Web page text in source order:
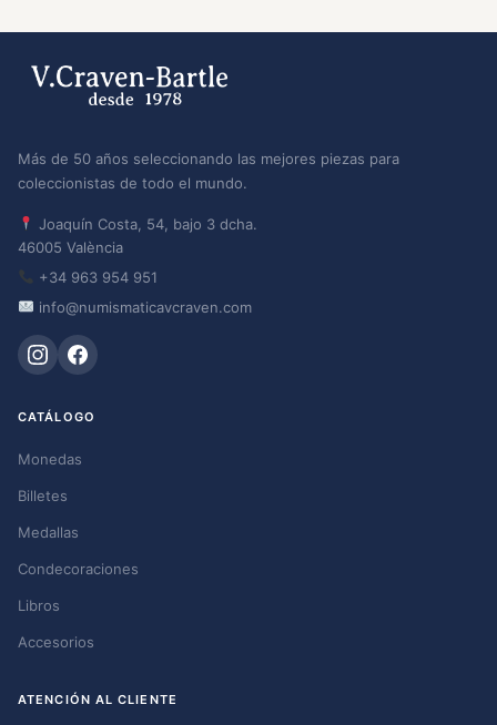
Más de 50 años seleccionando las mejores piezas para
coleccionistas de todo el mundo.
Joaquín Costa, 54, bajo 3 dcha.
46005 València
+34 963 954 951
info@numismaticavcraven.com
CATÁLOGO
Monedas
Billetes
Medallas
Condecoraciones
Libros
Accesorios
ATENCIÓN AL CLIENTE